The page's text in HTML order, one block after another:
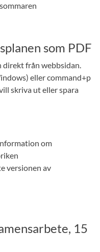
som PDF
direkt från webbsidan.
eller command+p
skriva ut eller spara
om
versionen av
15